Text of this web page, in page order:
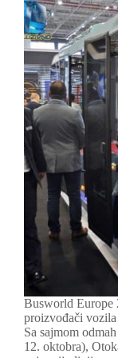
Busworld Europe
proizvođači
Sa sajmom
12. oktobra),